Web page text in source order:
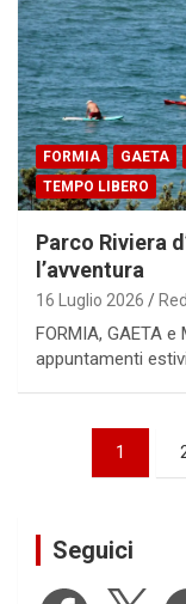
FORMIA GAETA
TEMPO LIBERO
Parco Riviera
l’avventura
16 Luglio 2026
FORMIA, GAETA
appuntamenti
Paginazione
1
Seguici
Facebook